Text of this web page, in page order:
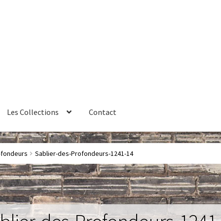
Les Collections Contact
de venteContactCouteauxCréations sur commande
HuîtreLa philosophieLampe à poserLes Collections
1 – Les Machines Fondatrices
Sablier-des-Profondeurs-1241-14